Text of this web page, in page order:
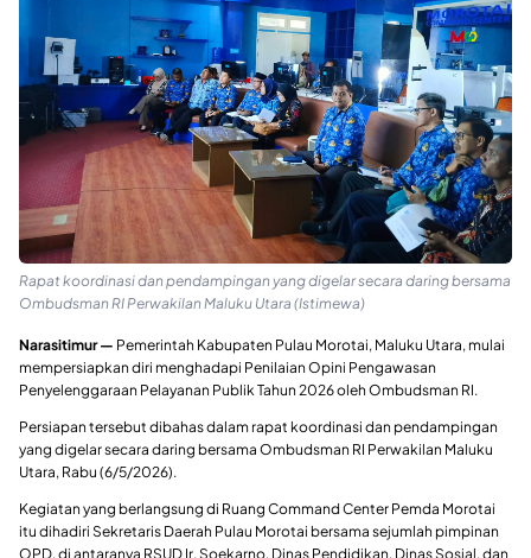
Rapat koordinasi dan pendampingan yang digelar secara daring bersama
Ombudsman RI Perwakilan Maluku Utara (Istimewa)
Narasitimur — Pemerintah Kabupaten Pulau Morotai, Maluku Utara, mulai
mempersiapkan diri menghadapi Penilaian Opini Pengawasan
Penyelenggaraan Pelayanan Publik Tahun 2026 oleh Ombudsman RI.
Persiapan tersebut dibahas dalam rapat koordinasi dan pendampingan
yang digelar secara daring bersama Ombudsman RI Perwakilan Maluku
Utara, Rabu (6/5/2026).
Kegiatan yang berlangsung di Ruang Command Center Pemda Morotai
itu dihadiri Sekretaris Daerah Pulau Morotai bersama sejumlah pimpinan
OPD, di antaranya RSUD Ir. Soekarno, Dinas Pendidikan, Dinas Sosial, dan